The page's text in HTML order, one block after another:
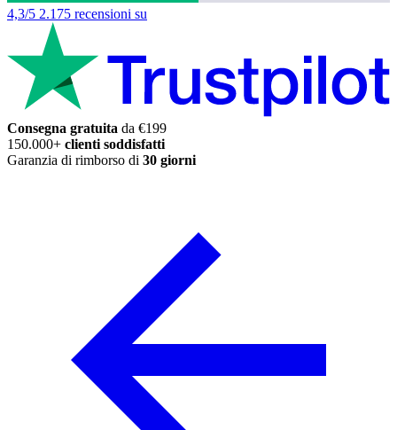
4,3/5 2.175 recensioni su
Consegna gratuita da €199
150.000+ clienti soddisfatti
Garanzia di rimborso di 30 giorni